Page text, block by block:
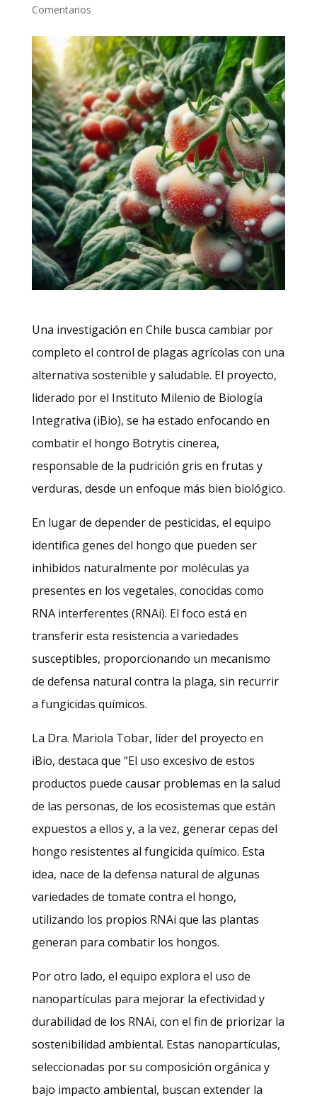
Comentarios
Una investigación en Chile busca cambiar por
completo el control de plagas agrícolas con una
alternativa sostenible y saludable. El proyecto,
liderado por el Instituto Milenio de Biología
Integrativa (iBio), se ha estado enfocando en
combatir el hongo Botrytis cinerea,
responsable de la pudrición gris en frutas y
verduras, desde un enfoque más bien biológico.
En lugar de depender de pesticidas, el equipo
identifica genes del hongo que pueden ser
inhibidos naturalmente por moléculas ya
presentes en los vegetales, conocidas como
RNA interferentes (RNAi). El foco está en
transferir esta resistencia a variedades
susceptibles, proporcionando un mecanismo
de defensa natural contra la plaga, sin recurrir
a fungicidas químicos.
La Dra. Mariola Tobar, líder del proyecto en
iBio, destaca que “El uso excesivo de estos
productos puede causar problemas en la salud
de las personas, de los ecosistemas que están
expuestos a ellos y, a la vez, generar cepas del
hongo resistentes al fungicida químico. Esta
idea, nace de la defensa natural de algunas
variedades de tomate contra el hongo,
utilizando los propios RNAi que las plantas
generan para combatir los hongos.
Por otro lado, el equipo explora el uso de
nanopartículas para mejorar la efectividad y
durabilidad de los RNAi, con el fin de priorizar la
sostenibilidad ambiental. Estas nanopartículas,
seleccionadas por su composición orgánica y
bajo impacto ambiental, buscan extender la